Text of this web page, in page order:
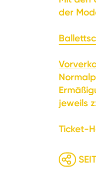
der
jeweils
Ticket-